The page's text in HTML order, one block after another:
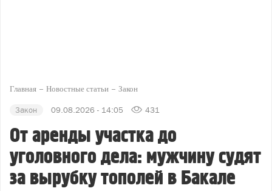
Главная Новостные статьи Закон
Закон 09.08.2026 - 14:05 431
От аренды участка до
уголовного дела: мужчину судят
за вырубку тополей в Бакале